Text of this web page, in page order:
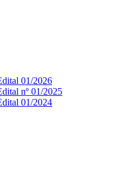
01/2026
nº 01/2025
01/2024